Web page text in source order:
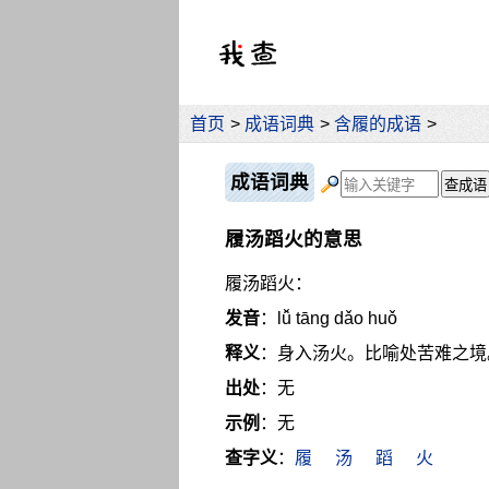
首页 > 成语词典 > 含履的成语 >
成语词典
履汤蹈火的意思
履汤蹈火：
发音：lǚ tāng dǎo huǒ
释义：身入汤火。比喻处苦难之
出处：无
示例 ：无
查字义： 履 汤 蹈 火